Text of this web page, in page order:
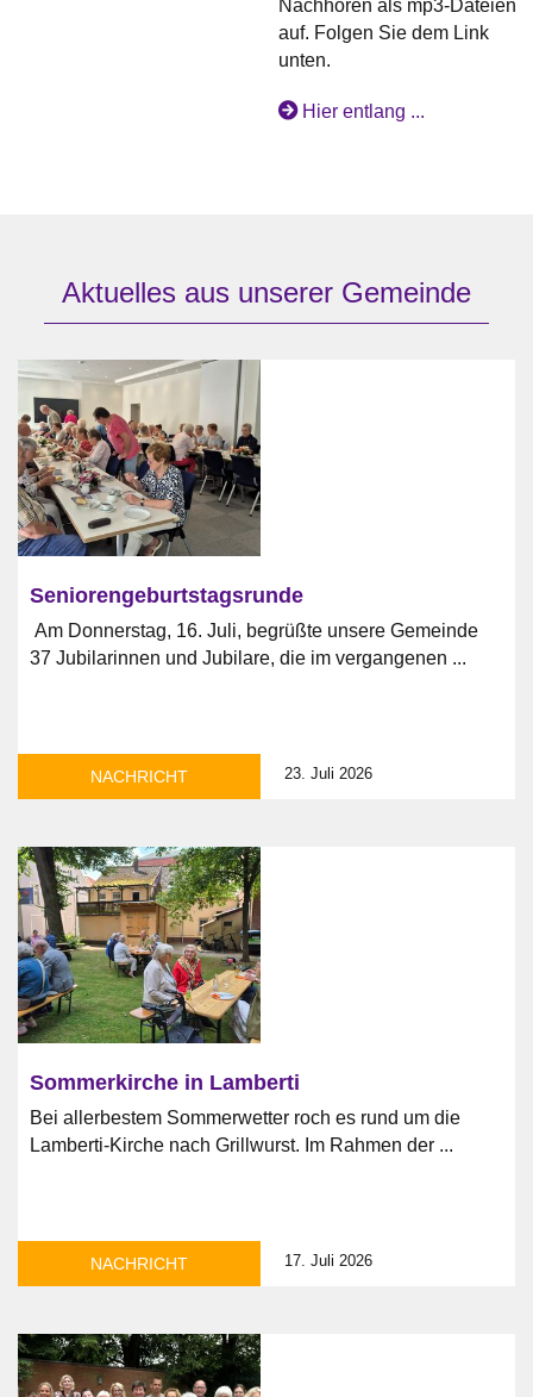
Nachhören als mp3-Dateien
auf. Folgen Sie dem Link
unten.
Hier entlang ...
Aktuelles aus unserer Gemeinde
Seniorengeburtstagsrunde
Am Donnerstag, 16. Juli, begrüßte unsere Gemeinde
37 Jubilarinnen und Jubilare, die im vergangenen ...
NACHRICHT 23. Juli 2026
Sommerkirche in Lamberti
Bei allerbestem Sommerwetter roch es rund um die
Lamberti-Kirche nach Grillwurst. Im Rahmen der ...
NACHRICHT 17. Juli 2026